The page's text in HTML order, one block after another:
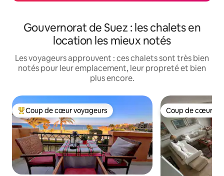
Gouvernorat de Suez : les chalets en
location les mieux notés
Les voyageurs approuvent : ces chalets sont très bien
notés pour leur emplacement, leur propreté et bien
plus encore.
Coups de cœur voyageurs les plus appréciés
Coup de cœur voyageurs Coup de cœur
Coup de cœur